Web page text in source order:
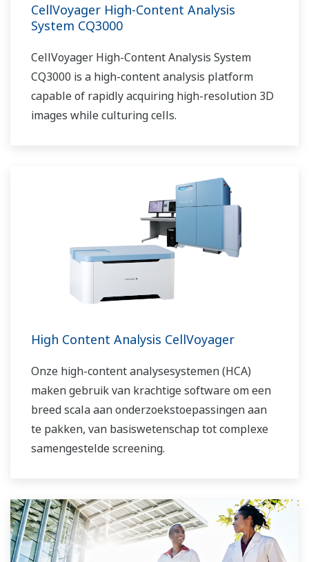
CellVoyager High-Content Analysis
System CQ3000
CellVoyager High-Content Analysis System
CQ3000 is a high-content analysis platform
capable of rapidly acquiring high-resolution 3D
images while culturing cells.
High Content Analysis CellVoyager
Onze high-content analysesystemen (HCA)
maken gebruik van krachtige software om een
breed scala aan onderzoekstoepassingen aan
te pakken, van basiswetenschap tot complexe
samengestelde screening.